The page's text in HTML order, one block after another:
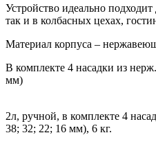
Устройство идеально
так и в колбасных цехах,
Материал корпуса –
В комплекте 4 насадки из
мм)
2л, ручной, в комплекте 4
38; 32; 22; 16 мм), 6 кг.